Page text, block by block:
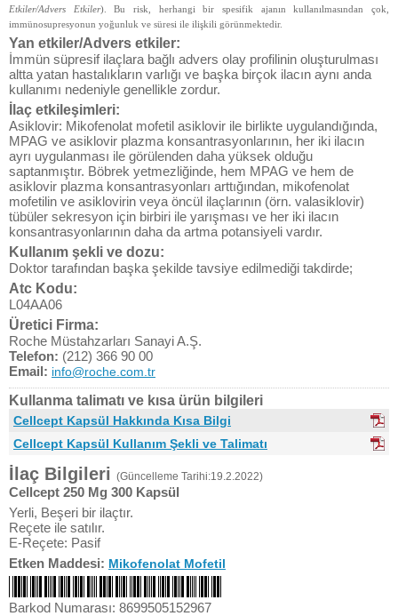
Etkiler/Advers Etkiler). Bu risk, herhangi bir spesifik ajanın kullanılmasından çok,
immünosupresyonun yoğunluk ve süresi ile ilişkili görünmektedir.
Yan etkiler/Advers etkiler:
İmmün süpresif ilaçlara bağlı advers olay profilinin oluşturulması
altta yatan hastalıkların varlığı ve başka birçok ilacın aynı anda
kullanımı nedeniyle genellikle zordur.
İlaç etkileşimleri:
Asiklovir: Mikofenolat mofetil asiklovir ile birlikte uygulandığında,
MPAG ve asiklovir plazma konsantrasyonlarının, her iki ilacın
ayrı uygulanması ile görülenden daha yüksek olduğu
saptanmıştır. Böbrek yetmezliğinde, hem MPAG ve hem de
asiklovir plazma konsantrasyonları arttığından, mikofenolat
mofetilin ve asiklovirin veya öncül ilaçlarının (örn. valasiklovir)
tübüler sekresyon için birbiri ile yarışması ve her iki ilacın
konsantrasyonlarının daha da artma potansiyeli vardır.
Kullanım şekli ve dozu:
Doktor tarafından başka şekilde tavsiye edilmediği takdirde;
Atc Kodu:
L04AA06
Üretici Firma:
Roche Müstahzarları Sanayi A.Ş.
Telefon: (212) 366 90 00
Email: info@roche.com.tr
Kullanma talimatı ve kısa ürün bilgileri
Cellcept Kapsül Hakkında Kısa Bilgi
Cellcept Kapsül Kullanım Şekli ve Talimatı
İlaç Bilgileri (Güncelleme Tarihi:19.2.2022)
Cellcept 250 Mg 300 Kapsül
Yerli, Beşeri bir ilaçtır.
Reçete ile satılır.
E-Reçete: Pasif
Etken Maddesi: Mikofenolat Mofetil
Barkod Numarası: 8699505152967